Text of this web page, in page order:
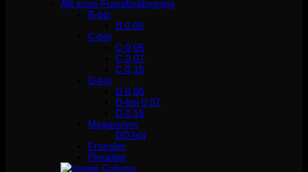
Allt inom Fransförlängning
B-böj
B 0.05
C-böj
C 0,05
C 0,07
C 0,15
D-böj
D 0,05
D-böj 0,07
D 0,15
Megavolym
DD-böj
Franslim
Pincetter